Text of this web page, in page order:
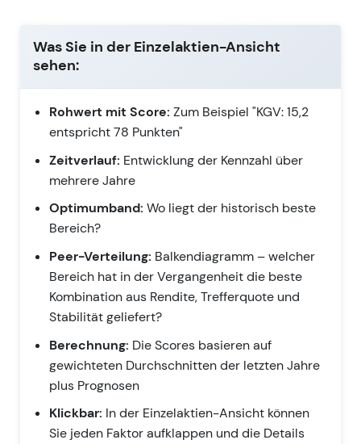
Was Sie in der Einzelaktien-Ansicht
sehen:
Rohwert mit Score: Zum Beispiel "KGV: 15,2
entspricht 78 Punkten"
Zeitverlauf: Entwicklung der Kennzahl über
mehrere Jahre
Optimumband: Wo liegt der historisch beste
Bereich?
Peer-Verteilung: Balkendiagramm – welcher
Bereich hat in der Vergangenheit die beste
Kombination aus Rendite, Trefferquote und
Stabilität geliefert?
Berechnung: Die Scores basieren auf
gewichteten Durchschnitten der letzten Jahre
plus Prognosen
Klickbar: In der Einzelaktien-Ansicht können
Sie jeden Faktor aufklappen und die Details